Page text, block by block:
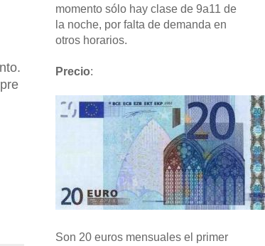
momento sólo hay clase de 9a11 de
la noche, por falta de demanda en
otros horarios.
Precio:
Son 20 euros mensuales el primer